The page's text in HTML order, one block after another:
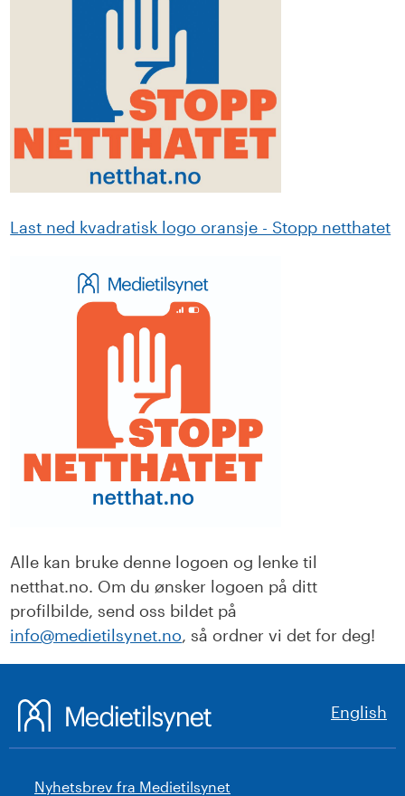
Last ned kvadratisk logo oransje - Stopp netthatet
Alle kan bruke denne logoen og lenke til
netthat.no. Om du ønsker logoen på ditt
profilbilde, send oss bildet på
info@medietilsynet.no, så ordner vi det for deg!
English
Nyhetsbrev fra Medietilsynet